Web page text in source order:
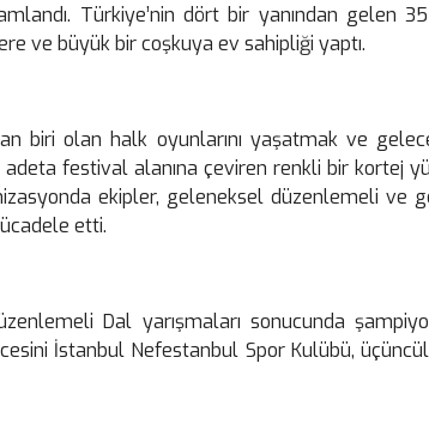
Türkiye’nin dört bir yanından gelen
ve büyük bir coşkuya ev sahipliği yaptı.
biri olan halk oyunlarını yaşatmak ve
adeta festival alanına çeviren renkli bir kortej
ekipler, geleneksel düzenlemeli ve
etti.
Dal yarışmaları sonucunda
İstanbul Nefestanbul Spor Kulübü,